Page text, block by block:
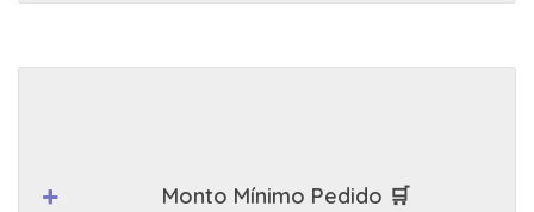
Monto Mínimo Pedido 🛒